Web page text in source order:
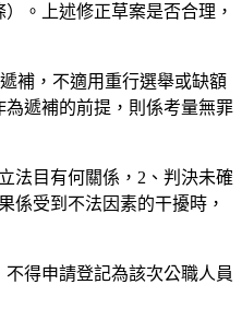
。上述修正草案是否合理，
補，不適用重行選舉或缺額
遞補的前提，則係考量無罪
法目有何關係，2、判決未確
係受到不法因素的干擾時，
得申請登記為該次公職人員